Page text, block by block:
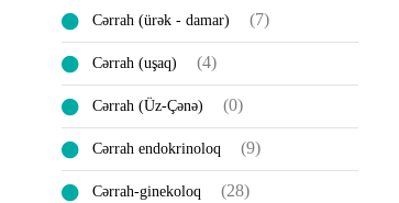
Cərrah (ürək - damar) (7)
Cərrah (uşaq) (4)
Cərrah (Üz-Çənə) (0)
Cərrah endokrinoloq (9)
Cərrah-ginekoloq (28)